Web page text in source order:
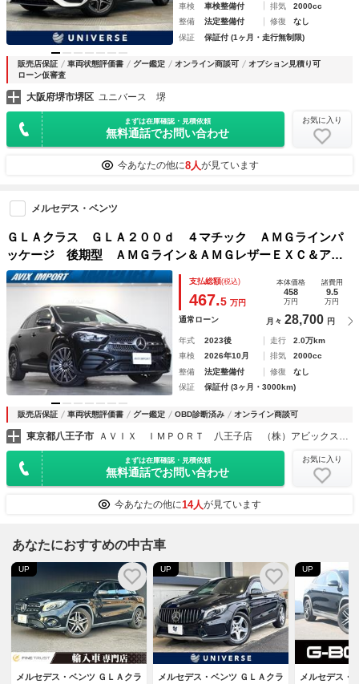
車検
車検整備付 排気
2000cc
整備
法定整備付 修復
なし
保証
保証付 (1ヶ月・走行無制限)
販売店保証 車両状態評価書 グー鑑定 オンライン商談可
オプション見積り可
ローン仮審査
大阪府堺市堺区 ユニバース 堺
まずは在庫確認・見積依頼
無料通話でお問い合わせ
お気に入り
今あなたの他に8人が見ています
メルセデス・ベンツ
ＧＬＡクラス ＧＬＡ２００ｄ ４マチック ＡＭＧラインパ
ッケージ 後期型 ＡＭＧライン＆ＡＭＧレザーＥＸＣ＆アド
バンスドＰＫＧ パノラミックＲ 赤黒革 シートヒーター
全周カメラ ＨＵＤ ブルメスター 電動Ｒゲート ２０Ａ
Ｗ 禁煙
支払総額(税込)
467.5 万円
本体価格
458
万円
諸費用
9.5
万円
通常ローン 月々 28,700 円
年式 2023後 走行
2.0万km
車検
2026年10月 排気
2000cc
整備
法定整備付 修復
なし
保証
保証付 (3ヶ月・3000km)
販売店保証 車両状態評価書 グー鑑定 OBD診断済み オンライン商談可
東京都八王子市 ＡＶＩＸ ＩＭＰＯＲＴ 八王子店 （株）アビックスコーポレーション
まずは在庫確認・見積依頼
無料通話でお問い合わせ
お気に入り
今あなたの他に14人が見ています
あなたにおすすめの中古車
UP
メルセデス・ベンツ ＧＬＡクラ
UP
メルセデス・ベンツ ＧＬＡクラ
UP
メルセデス・